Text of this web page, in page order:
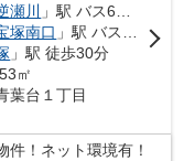
瀬川
」駅 バス6分 「宝松苑」 停歩2分
塚南口 」駅 バス12分 「宝松苑」 停歩3分
」駅 徒歩30分
㎡
葉台１丁目
！ネット環境有！